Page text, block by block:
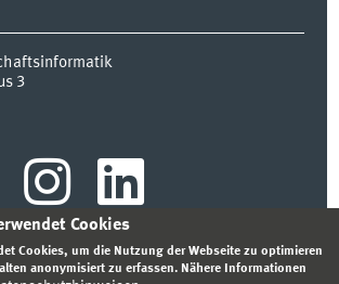
3
Cookies
Cookies, um die Nutzung der Webseite zu optimieren
anonymisiert zu erfassen. Nähere Informationen